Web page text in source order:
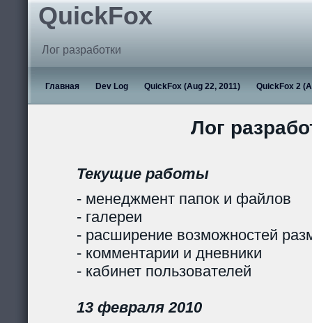
QuickFox
Лог разработки
Главная Dev Log QuickFox (Aug 22, 2011) QuickFox 2
Лог
Текущие работы
- менеджмент папок и файлов
- галереи
- расширение возможностей
- комментарии и дневники
- кабинет пользователей
13 февраля 2010